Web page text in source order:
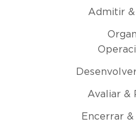
Admitir
Avaliar &
Encerrar